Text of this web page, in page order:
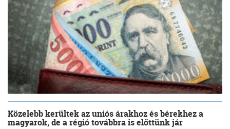
Közelebb kerültek az uniós árakhoz és bérekhez a
magyarok, de a régió továbbra is előttünk jár